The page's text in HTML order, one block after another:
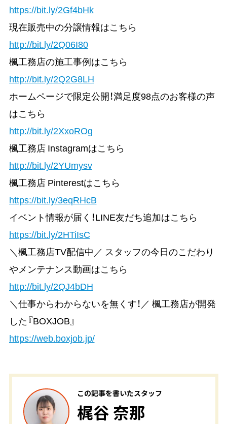
https://bit.ly/2Gf4bHk
現在販売中の分譲情報はこちら
http://bit.ly/2Q06I80
楓工務店の施工事例はこちら
http://bit.ly/2Q2G8LH
ホームページで限定公開！満足度98点のお客様の声
はこちら
http://bit.ly/2XxoROg
楓工務店 Instagramはこちら
http://bit.ly/2YUmysv
楓工務店 Pinterestはこちら
https://bit.ly/3eqRHcB
イベント情報が届く！LINE友だち追加はこちら
https://bit.ly/2HTiIsC
＼楓工務店TV配信中／ スタッフの今日のこだわり
やメンテナンス動画はこちら
http://bit.ly/2QJ4bDH
＼仕事からわからないを無くす！／ 楓工務店が開発
した『BOXJOB』
https://web.boxjob.jp/
この記事を書いたスタッフ
梶谷 奈那